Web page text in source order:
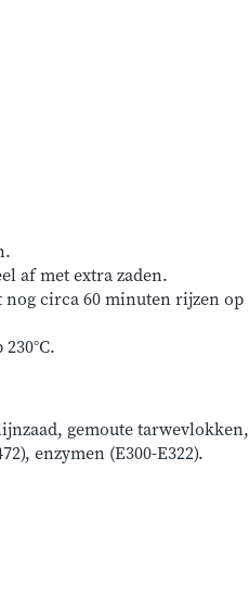
af met extra zaden.
nog circa 60 minuten rijzen op
gemoute tarwevlokken,
enzymen (E300-E322).